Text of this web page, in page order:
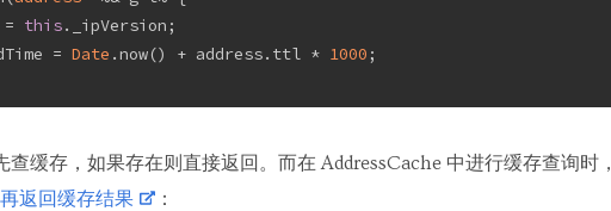
=
this._ipVersion;
=
Date .now() + address.ttl * 1000 ;
缓存，如果存在则直接返回。而在 AddressCache 中进行缓存查询时，
返回缓存结果
：